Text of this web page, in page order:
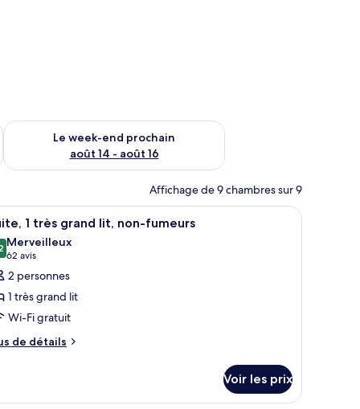
août 7 - août 9
Le week-end prochain
août 14 - août 16
Vérifier la disponibilité pour le week-end prochain août 14 -
Affichage de 9 chambres sur 9
bureau, une chaise, une télévision et une fenêtre.Une chambre d’hôtel avec un lit, une table
6 1 très grand lit, non-fumeurs
sur 10
Merveilleux
62 avis
(62 avis)
2 personnes
1 très grand lit
Wi-Fi gratuit
de détails
Voir les prix